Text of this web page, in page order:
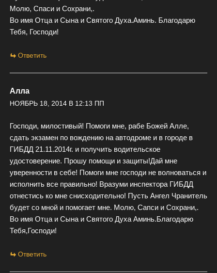
Молю, Спаси и Сохрани,.
Во имя Отца и Сына и Святого Духа.Аминь. Благодарю
Тебя, Господи!
Ответить
Алла
НОЯБРЬ 18, 2014 В 12:13 ПП
Господи, милостивый! Помоги мне, рабе Божей Алле,
сдать экзамен по вождению на автодроме и в городе в
ГИБДД 21.11.2014г. и получить водительское
удостоверение. Прошу помощи и защиты!Дай мне
уверенности в себе! Помоги мне господи не волноваться и
исполнить все правильно! Вразуми инспектора ГИБДД
отнестись ко мне снисходительно! Пусть Ангел Чранитель
будет со мной и помогает мне. Молю, Сапси и Сохрани,.
Во имя Отца и Сына и Святого Духа Аминь.Благодарю
Тебя,Господи!
Ответить